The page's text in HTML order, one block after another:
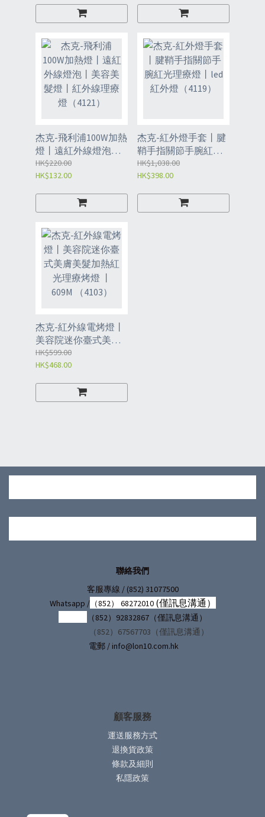
杰克-飛利浦100W加熱
燈丨遠紅外線燈泡丨
美容美髮燈丨紅外線
理療燈（4121）
HK$220.00
HK$132.00
杰克-紅外燈手套丨腱
鞘手指關節手腕紅光
理療燈丨led紅外燈
（4119）
HK$1,038.00
HK$398.00
杰克-紅外線電烤燈丨
美容院迷你臺式美膚
美髮加熱紅光理療烤
燈 丨 609M （4103）
HK$599.00
HK$468.00
聯絡我們
客服專線 / (852) 31077500
Whatsapp /（852） 68272010 (僅訊息溝通）
（852）92832867（僅訊息溝通）
（852）67567703（僅訊息溝通）
電郵 / info@lon10.com.hk
顧客服務
運送服務方式
退換貨政策
條款及細則
私隱政策